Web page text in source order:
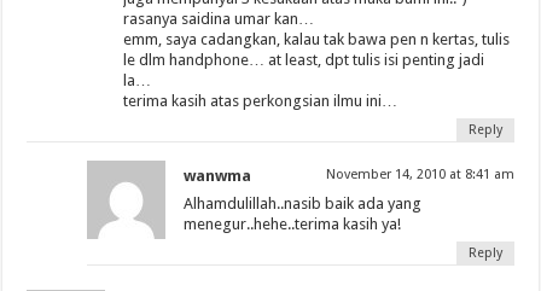
rasanya saidina umar kan…
emm, saya cadangkan, kalau tak bawa pen n kertas, tulis
le dlm handphone… at least, dpt tulis isi penting jadi
la…
terima kasih atas perkongsian ilmu ini…
Reply
wanwma November 14, 2010 at 8:41 am
Alhamdulillah..nasib baik ada yang
menegur..hehe..terima kasih ya!
Reply